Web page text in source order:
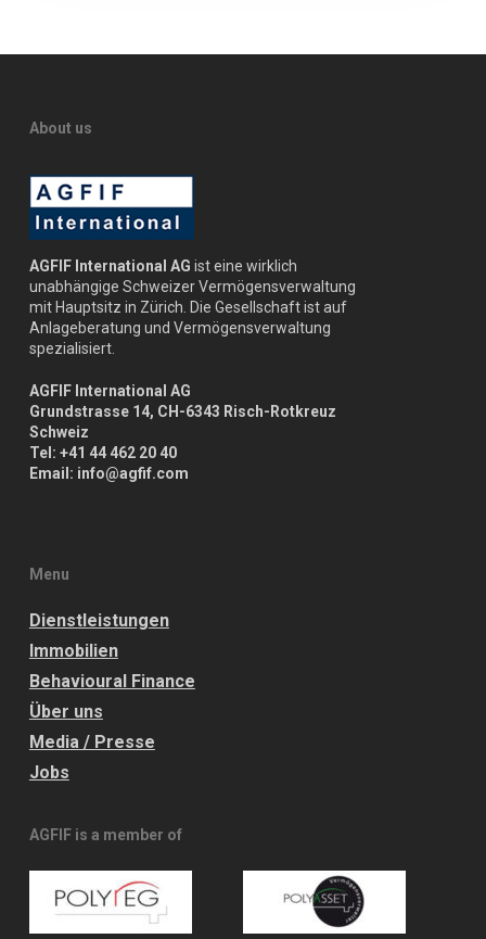
About us
AGFIF International AG ist eine wirklich
unabhängige Schweizer Vermögensverwaltung
mit Hauptsitz in Zürich. Die Gesellschaft ist auf
Anlageberatung und Vermögensverwaltung
spezialisiert.
AGFIF International AG
Grundstrasse 14, CH-6343 Risch-Rotkreuz
Schweiz
Tel: +41 44 462 20 40
Email: info@agfif.com
Menu
Dienstleistungen
Immobilien
Behavioural Finance
Über uns
Media / Presse
Jobs
AGFIF is a member of